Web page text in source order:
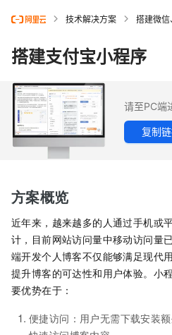
技术解决方案 搭建微
搭建支付宝小程序
请至PC端
复制
方案概览
近年来，越来越多的人通过手机或
计，目前网站访问量中移动访问量
端开发个人博客不仅能够满足现代
提升博客的可达性和用户体验。小
要优势在于：
便捷访问：用户无需下载安装